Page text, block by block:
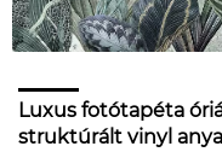
Luxus fotótapéta
struktúrált vinyl